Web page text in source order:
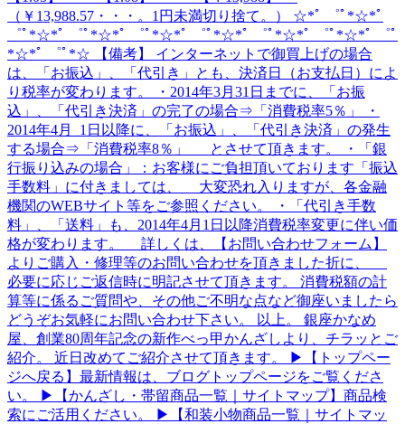
（￥13,988.57・・・。1円未満切り捨て。） ☆*ﾟ ゜ﾟ*☆*ﾟ
゜ﾟ*☆*ﾟ ゜ﾟ*☆*ﾟ ゜ﾟ*☆*ﾟ ゜ﾟ*☆*ﾟ ゜ﾟ*☆*ﾟ ゜ﾟ*☆*ﾟ ゜ﾟ
*☆*ﾟ ゜ﾟ*☆ 【備考】 インターネットで御買上げの場合
は、「お振込」、「代引き」とも、決済日（お支払日）によ
り税率が変わります。 ・2014年3月31日までに、「お振
込」、「代引き決済」の完了の場合⇒「消費税率5％」 ・
2014年4月 1日以降に、「お振込」、「代引き決済」の発生
する場合⇒「消費税率8％」 とさせて頂きます。 ・「銀
行振り込みの場合」：お客様にご負担頂いております「振込
手数料」に付きましては、 大変恐れ入りますが、各金融
機関のWEBサイト等をご参照ください。 ・「代引き手数
料」、「送料」も、2014年4月1日以降消費税率変更に伴い価
格が変わります。 詳しくは、【お問い合わせフォーム】
よりご購入・修理等のお問い合わせを頂きました折に、
必要に応じご返信時に明記させて頂きます。 消費税額の計
算等に係るご質問や、その他ご不明な点など御座いましたら
どうぞお気軽にお問い合わせ下さい。 以上。 銀座かなめ
屋、創業80周年記念の新作べっ甲かんざしより、チラッとご
紹介。 近日改めてご紹介させて頂きます。 ▶【トップペー
ジへ戻る】最新情報は、ブログトップページをご覧くださ
い。 ▶【かんざし・帯留商品一覧｜サイトマップ】商品検
索にご活用ください。 ▶【和装小物商品一覧｜サイトマッ